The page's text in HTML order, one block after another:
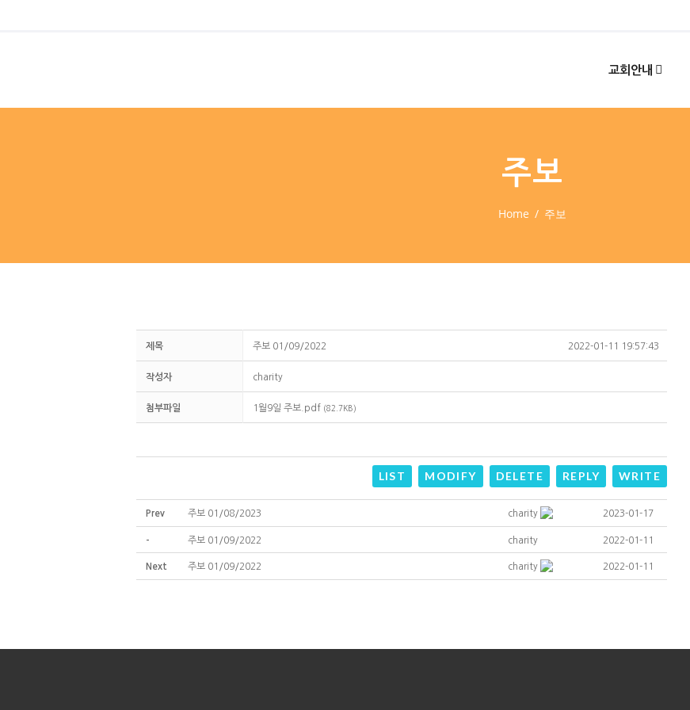
교회안내
주보
Home 주보
제목 주보 01/09/2022 2022-01-11 19:57:43
작성자 charity
첨부파일 1월9일 주보.pdf (82.7KB)
LIST MODIFY DELETE REPLY WRITE
Prev 주보 01/08/2023 charity 2023-01-17
- 주보 01/09/2022 charity 2022-01-11
Next 주보 01/09/2022 charity 2022-01-11